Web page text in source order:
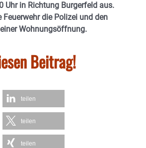
Uhr in Richtung Burgerfeld aus.
Feuerwehr die Polizei und den
Wohnungsöffnung.
Beitrag!
teilen
teilen
teilen